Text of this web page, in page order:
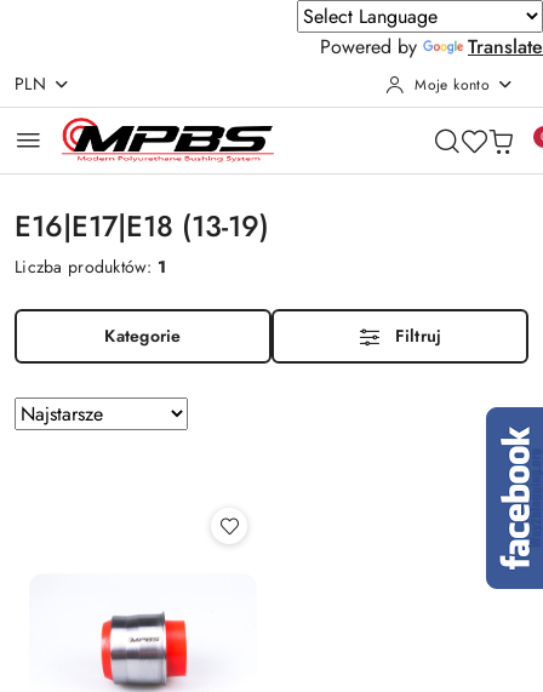
Powered by
Translate
Przejdź do treści głównej
Przejdź do wyszukiwarki
Przejdź do moje konto
Przejdź do menu głównego
Przejdź do stopki
PLN Moje konto
E16|E17|E18 (13-19)
Liczba produktów: 1
Kategorie Filtruj
Zastosowano
sortowanie:
Sortuj
według